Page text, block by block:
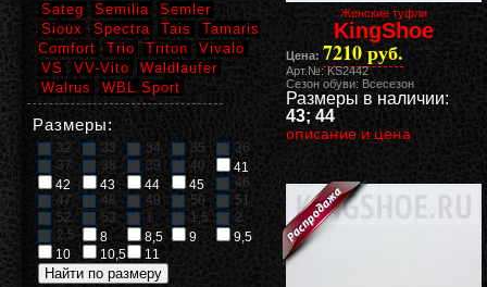
Женские туфли
KingShoe
Цена: 7210 руб.
Арт.№: KS2442
Сезон обуви: Всесезон
Размеры в наличии:
43; 44
описание и цена
Sateg
Semilia
Semler
Sioux
Spectra Tais
Tamaris
Comfort
Trio Triton
Vivalo
VS
VV-Vito
Waldlaufer
Walrus
WBL Sport
Размеры:
32 33 34 35
36
37
38 39 40
41
42
43 44 45
46
47
48 49 50
51
52
53 1 1,5
2
2,5
8 8,5 9
9,5
10
10,5 11